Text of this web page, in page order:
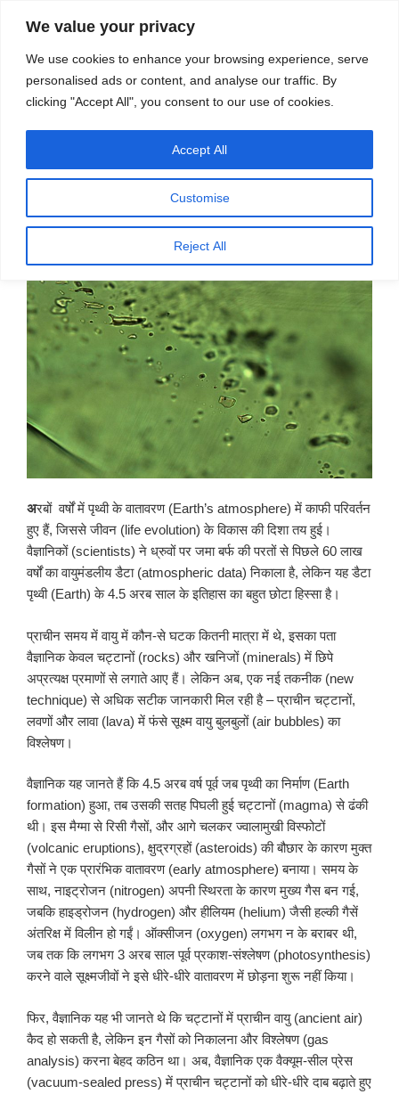
We value your privacy
We use cookies to enhance your browsing experience, serve
personalised ads or content, and analyse our traffic. By
clicking "Accept All", you consent to our use of cookies.
Customise
Reject All
Accept All
स्रोत
मेनू
प्रकाशित
चट्टानों में हवा के बुलबुलों में छिपा पृथ्वी का
अतीत
अरबों वर्षों में पृथ्वी के वातावरण (Earth’s atmosphere) में काफी परिवर्तन
हुए हैं, जिससे जीवन (life evolution) के विकास की दिशा तय हुई।
वैज्ञानिकों (scientists) ने ध्रुवों पर जमा बर्फ की परतों से पिछले 60 लाख
वर्षों का वायुमंडलीय डैटा (atmospheric data) निकाला है, लेकिन यह डैटा
पृथ्वी (Earth) के 4.5 अरब साल के इतिहास का बहुत छोटा हिस्सा है।
प्राचीन समय में वायु में कौन-से घटक कितनी मात्रा में थे, इसका पता
वैज्ञानिक केवल चट्टानों (rocks) और खनिजों (minerals) में छिपे
अप्रत्यक्ष प्रमाणों से लगाते आए हैं। लेकिन अब, एक नई तकनीक (new
technique) से अधिक सटीक जानकारी मिल रही है – प्राचीन चट्टानों,
लवणों और लावा (lava) में फंसे सूक्ष्म वायु बुलबुलों (air bubbles) का
विश्लेषण।
वैज्ञानिक यह जानते हैं कि 4.5 अरब वर्ष पूर्व जब पृथ्वी का निर्माण (Earth
formation) हुआ, तब उसकी सतह पिघली हुई चट्टानों (magma) से ढंकी
थी। इस मैग्मा से रिसी गैसों, और आगे चलकर ज्वालामुखी विस्फोटों
(volcanic eruptions), क्षुद्रग्रहों (asteroids) की बौछार के कारण मुक्त
गैसों ने एक प्रारंभिक वातावरण (early atmosphere) बनाया। समय के
साथ, नाइट्रोजन (nitrogen) अपनी स्थिरता के कारण मुख्य गैस बन गई,
जबकि हाइड्रोजन (hydrogen) और हीलियम (helium) जैसी हल्की गैसें
अंतरिक्ष में विलीन हो गईं। ऑक्सीजन (oxygen) लगभग न के बराबर थी,
जब तक कि लगभग 3 अरब साल पूर्व प्रकाश-संश्लेषण (photosynthesis)
करने वाले सूक्ष्मजीवों ने इसे धीरे-धीरे वातावरण में छोड़ना शुरू नहीं किया।
फिर, वैज्ञानिक यह भी जानते थे कि चट्टानों में प्राचीन वायु (ancient air)
कैद हो सकती है, लेकिन इन गैसों को निकालना और विश्लेषण (gas
analysis) करना बेहद कठिन था। अब, वैज्ञानिक एक वैक्यूम-सील प्रेस
(vacuum-sealed press) में प्राचीन चट्टानों को धीरे-धीरे दाब बढ़ाते हुए